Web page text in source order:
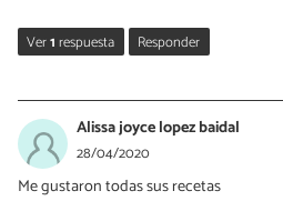
Ver1respuesta Responder
13/09/2020
¡Hola Aline! Aunque suelo
mantequilla sin sal, en este caso, le
ya que la cantidad de mantequilla
Alissa joyce lopez baidal
28/04/2020
Me gustaron todas sus recetas